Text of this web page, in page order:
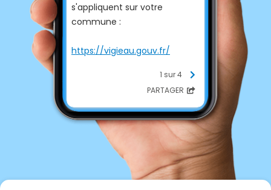
s'appliquent sur votre
commune :
https://vigieau.gouv.fr/
1 sur 4
PARTAGER